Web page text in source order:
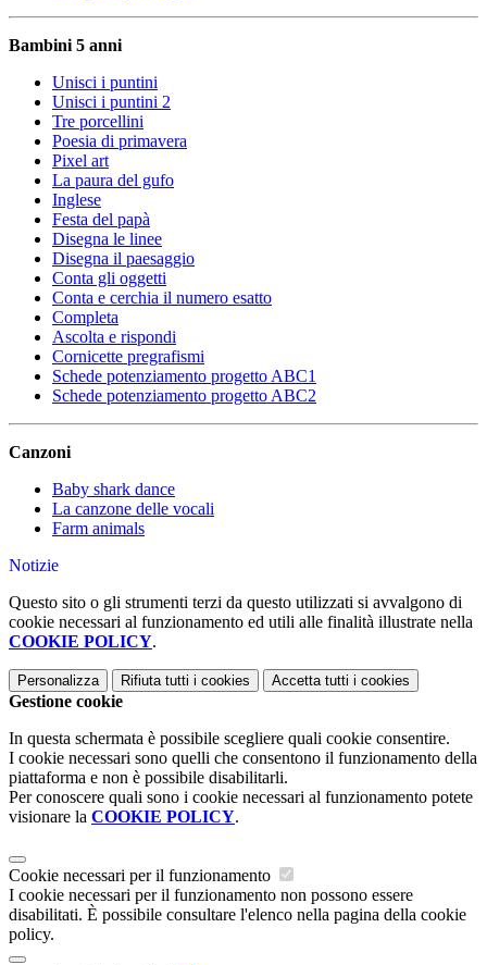
Bambini 5 anni
Unisci i puntini
Unisci i puntini 2
Tre porcellini
Poesia di primavera
Pixel art
La paura del gufo
Inglese
Festa del papà
Disegna le linee
Disegna il paesaggio
Conta gli oggetti
Conta e cerchia il numero esatto
Completa
Ascolta e rispondi
Cornicette pregrafismi
Schede potenziamento progetto ABC1
Schede potenziamento progetto ABC2
Canzoni
Baby shark dance
La canzone delle vocali
Farm animals
Notizie
Questo sito o gli strumenti terzi da questo utilizzati si avvalgono di
cookie necessari al funzionamento ed utili alle finalità illustrate nella
COOKIE POLICY.
Personalizza Rifiuta tutti i cookies Accetta tutti i cookies
Gestione cookie
In questa schermata è possibile scegliere quali cookie consentire.
I cookie necessari sono quelli che consentono il funzionamento della
piattaforma e non è possibile disabilitarli.
Per conoscere quali sono i cookie necessari al funzionamento potete
visionare la COOKIE POLICY.
Cookie necessari per il funzionamento
I cookie necessari per il funzionamento non possono essere
disabilitati. È possibile consultare l'elenco nella pagina della cookie
policy.